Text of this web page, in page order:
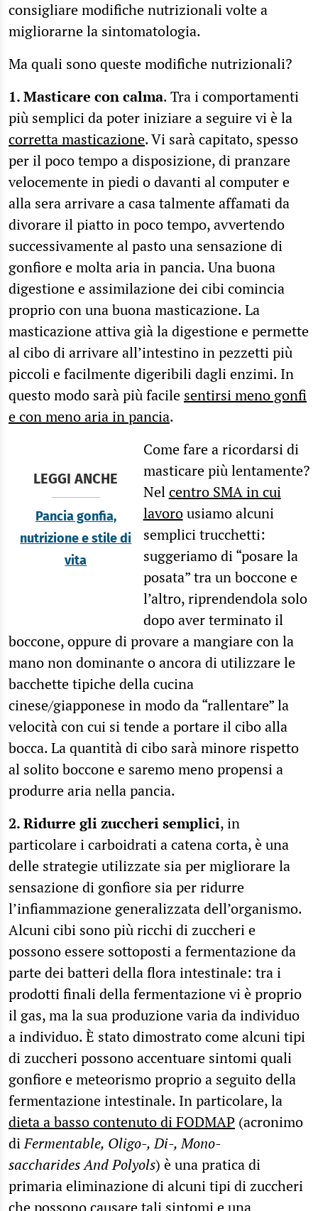
consigliare modifiche nutrizionali volte a
migliorarne la sintomatologia.
Ma quali sono queste modifiche nutrizionali?
1. Masticare con calma. Tra i comportamenti
più semplici da poter iniziare a seguire vi è la
corretta masticazione. Vi sarà capitato, spesso
per il poco tempo a disposizione, di pranzare
velocemente in piedi o davanti al computer e
alla sera arrivare a casa talmente affamati da
divorare il piatto in poco tempo, avvertendo
successivamente al pasto una sensazione di
gonfiore e molta aria in pancia. Una buona
digestione e assimilazione dei cibi comincia
proprio con una buona masticazione. La
masticazione attiva già la digestione e permette
al cibo di arrivare all’intestino in pezzetti più
piccoli e facilmente digeribili dagli enzimi. In
questo modo sarà più facile sentirsi meno gonfi
e con meno aria in pancia.
LEGGI ANCHE
Pancia gonfia,
nutrizione e stile di
vita
Come fare a ricordarsi di
masticare più lentamente?
Nelcentro SMA in cui
lavorousiamo alcuni
semplici trucchetti:
suggeriamo di “posare la
posata” tra un boccone e
l’altro, riprendendola solo
dopo aver terminato il
boccone, oppure di provare a mangiare con la
mano non dominante o ancora di utilizzare le
bacchette tipiche della cucina
cinese/giapponese in modo da “rallentare” la
velocità con cui si tende a portare il cibo alla
bocca. La quantità di cibo sarà minore rispetto
al solito boccone e saremo meno propensi a
produrre aria nella pancia.
2. Ridurre gli zuccheri semplici, in
particolare i carboidrati a catena corta, è una
delle strategie utilizzate sia per migliorare la
sensazione di gonfiore sia per ridurre
l’infiammazione generalizzata dell’organismo.
Alcuni cibi sono più ricchi di zuccheri e
possono essere sottoposti a fermentazione da
parte dei batteri della flora intestinale: tra i
prodotti finali della fermentazione vi è proprio
il gas, ma la sua produzione varia da individuo
a individuo. È stato dimostrato come alcuni tipi
di zuccheri possono accentuare sintomi quali
gonfiore e meteorismo proprio a seguito della
fermentazione intestinale. In particolare, la
dieta a basso contenuto di FODMAP (acronimo
diFermentable, Oligo-, Di-, Mono-
saccharides And Polyols) è una pratica di
primaria eliminazione di alcuni tipi di zuccheri
che possono causare tali sintomi e una